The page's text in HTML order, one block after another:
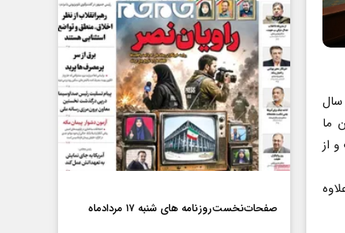
سال
ما
از
صفحات‌نخست‌روزنامه ها‌ی شنبه ۱۷ مردادماه